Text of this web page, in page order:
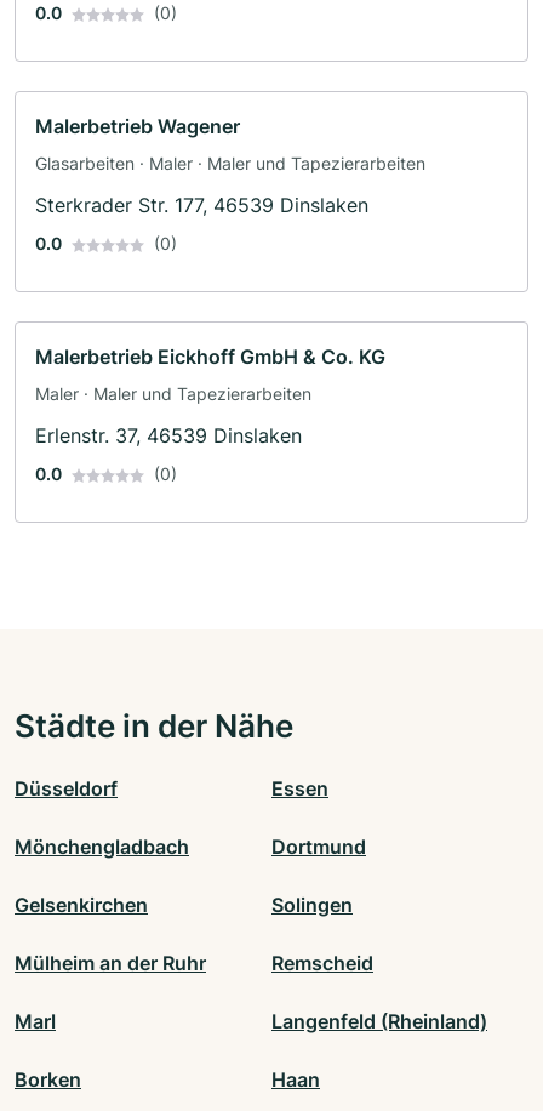
0.0 (0)
Malerbetrieb Wagener
Glasarbeiten · Maler · Maler und Tapezierarbeiten
Sterkrader Str. 177, 46539 Dinslaken
0.0 (0)
Malerbetrieb Eickhoff GmbH & Co. KG
Maler · Maler und Tapezierarbeiten
Erlenstr. 37, 46539 Dinslaken
0.0 (0)
Städte in der Nähe
Düsseldorf Essen
Mönchengladbach Dortmund
Gelsenkirchen Solingen
Mülheim an der Ruhr Remscheid
Marl Langenfeld (Rheinland)
Borken Haan